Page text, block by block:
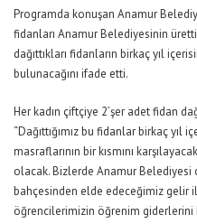
Programda konuşan Anamur
fidanları Anamur Belediyesinin
dağıttıkları fidanların birkaç yıl
bulunacağını ifade etti.
Her kadın çiftçiye 2’şer adet fidan
“Dağıttığımız bu fidanlar birkaç yıl
masraflarının bir kısmını
olacak. Bizlerde Anamur
bahçesinden elde edeceğimiz gelir
öğrencilerimizin öğrenim giderlerini